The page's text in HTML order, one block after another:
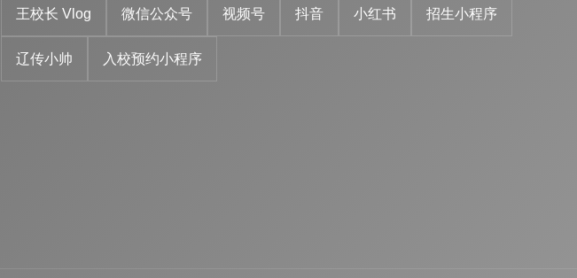
王校长 Vlog 微信公众号 视频号 抖音 小红书 招生小程序
辽传小帅 入校预约小程序